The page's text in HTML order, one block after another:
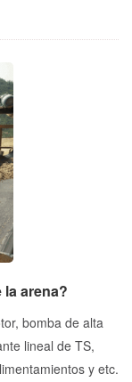
arena?
bomba de alta
lineal de TS,
y etc.